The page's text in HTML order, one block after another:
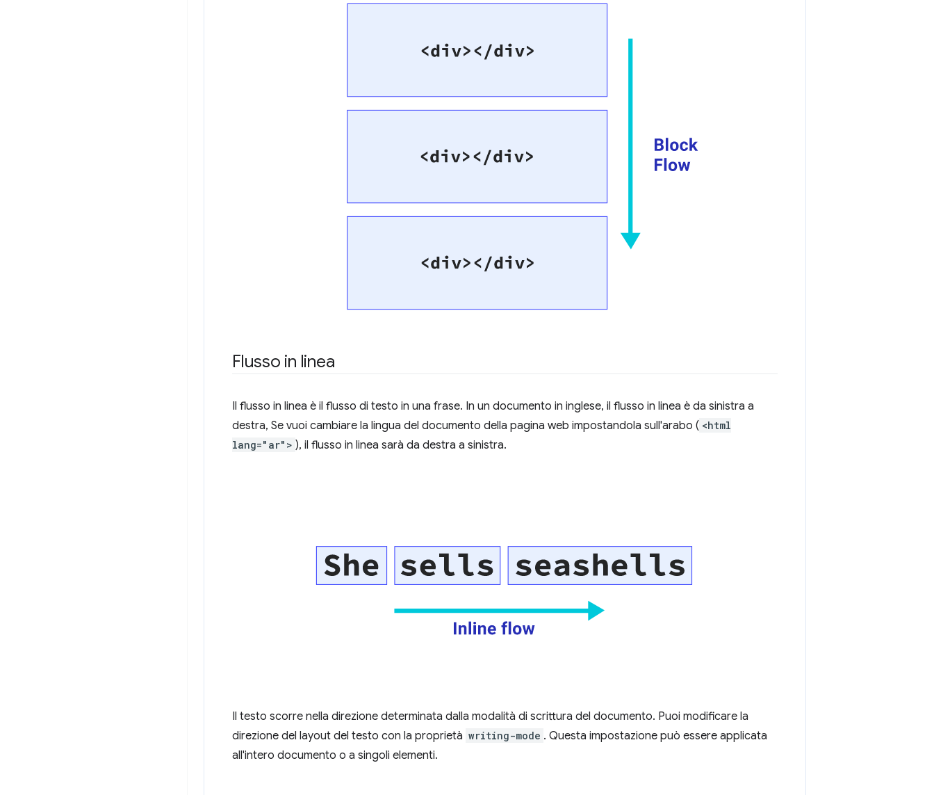
Flusso in linea
Il flusso in linea è il flusso di testo in una frase. In un documento in inglese, il flusso in linea è da sinistra a
destra, Se vuoi cambiare la lingua del documento della pagina web impostandola sull'arabo ( <html
lang="ar"> ), il flusso in linea sarà da destra a sinistra.
Il testo scorre nella direzione determinata dalla modalità di scrittura del documento. Puoi modificare la
direzione del layout del testo con la proprietà writing-mode . Questa impostazione può essere applicata
all'intero documento o a singoli elementi.